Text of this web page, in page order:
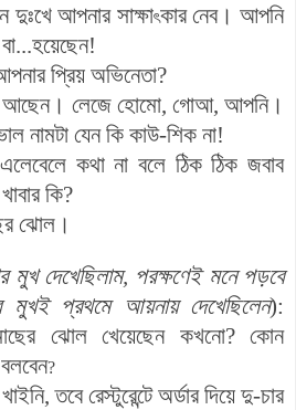
দুঃখে আপনার সাক্ষাৎকার নেব। আপনি
প্রিয় অভিনেতা?
আছেন। লেজে হোমো, গোআ,আপনি।
নামটা যেন কি কাউ-শিক না!
এলেবেলে কথা না বলে ঠিক ঠিক জবাব
খাবার কি?
ঝোল ।
মুখ দেখেছিলাম, পরক্ষণেই মনে পড়বে
মুখই প্রথমে আয়নায় দেখেছিলেন):
ঝোল খেয়েছেন কখনো?কোন
বলবেন?
খাইনি,তবে রেস্টুরেন্টে অর্ডার দিয়ে দু-চার